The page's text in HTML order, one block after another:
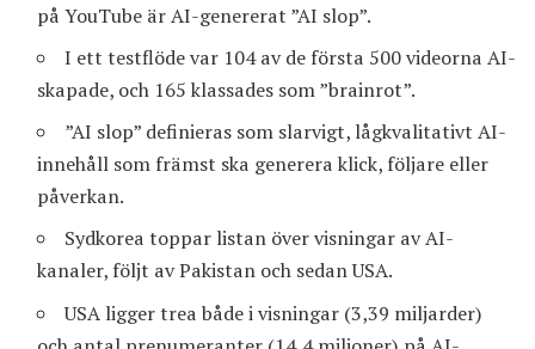
på YouTube är AI-genererat ”AI slop”.
I ett testflöde var 104 av de första 500 videorna AI-
skapade, och 165 klassades som ”brainrot”.
”AI slop” definieras som slarvigt, lågkvalitativt AI-
innehåll som främst ska generera klick, följare eller
påverkan.
Sydkorea toppar listan över visningar av AI-
kanaler, följt av Pakistan och sedan USA.
USA ligger trea både i visningar (3,39 miljarder)